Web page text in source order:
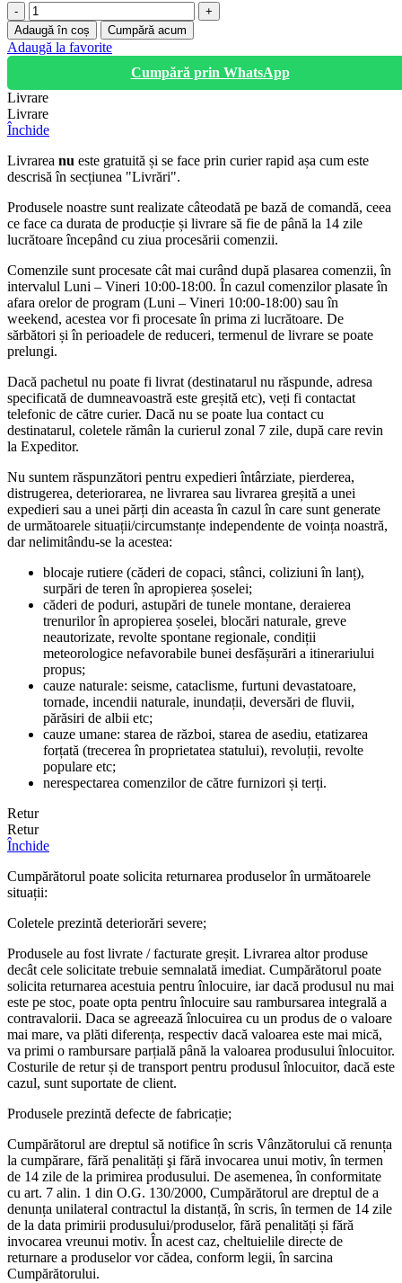
Cantitate
REZERVOR
BENZINA
MOTOCOASA
GAT
PE
MIJLOC
40-
Adaugă în coș Cumpără acum
Adaugă la favorite
Cumpără prin WhatsApp
Livrare
Livrare
Închide
Livrarea nu este gratuită și se face prin curier rapid așa cum este
descrisă în secțiunea "Livrări".
Produsele noastre sunt realizate câteodată pe bază de comandă, ceea
ce face ca durata de producție și livrare să fie de până la 14 zile
lucrătoare începând cu ziua procesării comenzii.
Comenzile sunt procesate cât mai curând după plasarea comenzii, în
intervalul Luni – Vineri 10:00-18:00. În cazul comenzilor plasate în
afara orelor de program (Luni – Vineri 10:00-18:00) sau în
weekend, acestea vor fi procesate în prima zi lucrătoare. De
sărbători și în perioadele de reduceri, termenul de livrare se poate
prelungi.
Dacă pachetul nu poate fi livrat (destinatarul nu răspunde, adresa
specificată de dumneavoastră este greșită etc), veți fi contactat
telefonic de către curier. Dacă nu se poate lua contact cu
destinatarul, coletele rămân la curierul zonal 7 zile, după care revin
la Expeditor.
Nu suntem răspunzători pentru expedieri întârziate, pierderea,
distrugerea, deteriorarea, ne livrarea sau livrarea greșită a unei
expedieri sau a unei părți din aceasta în cazul în care sunt generate
de următoarele situații/circumstanțe independente de voința noastră,
dar nelimitându-se la acestea:
blocaje rutiere (căderi de copaci, stânci, coliziuni în lanț),
surpări de teren în apropierea șoselei;
căderi de poduri, astupări de tunele montane, deraierea
trenurilor în apropierea șoselei, blocări naturale, greve
neautorizate, revolte spontane regionale, condiții
meteorologice nefavorabile bunei desfășurări a itinerariului
propus;
cauze naturale: seisme, cataclisme, furtuni devastatoare,
tornade, incendii naturale, inundații, deversări de fluvii,
părăsiri de albii etc;
cauze umane: starea de război, starea de asediu, etatizarea
forțată (trecerea în proprietatea statului), revoluții, revolte
populare etc;
nerespectarea comenzilor de către furnizori și terți.
Retur
Retur
Închide
Cumpărătorul poate solicita returnarea produselor în următoarele
situații:
Coletele prezintă deteriorări severe;
Produsele au fost livrate / facturate greșit. Livrarea altor produse
decât cele solicitate trebuie semnalată imediat. Cumpărătorul poate
solicita returnarea acestuia pentru înlocuire, iar dacă produsul nu mai
este pe stoc, poate opta pentru înlocuire sau rambursarea integrală a
contravalorii. Daca se agreează înlocuirea cu un produs de o valoare
mai mare, va plăti diferența, respectiv dacă valoarea este mai mică,
va primi o rambursare parțială până la valoarea produsului înlocuitor.
Costurile de retur și de transport pentru produsul înlocuitor, dacă este
cazul, sunt suportate de client.
Produsele prezintă defecte de fabricație;
Cumpărătorul are dreptul să notifice în scris Vânzătorului că renunța
la cumpărare, fără penalități şi fără invocarea unui motiv, în termen
de 14 zile de la primirea produsului. De asemenea, în conformitate
cu art. 7 alin. 1 din O.G. 130/2000, Cumpărătorul are dreptul de a
denunța unilateral contractul la distanță, în scris, în termen de 14 zile
de la data primirii produsului/produselor, fără penalități și fără
invocarea vreunui motiv. În acest caz, cheltuielile directe de
returnare a produselor vor cădea, conform legii, în sarcina
Cumpărătorului.